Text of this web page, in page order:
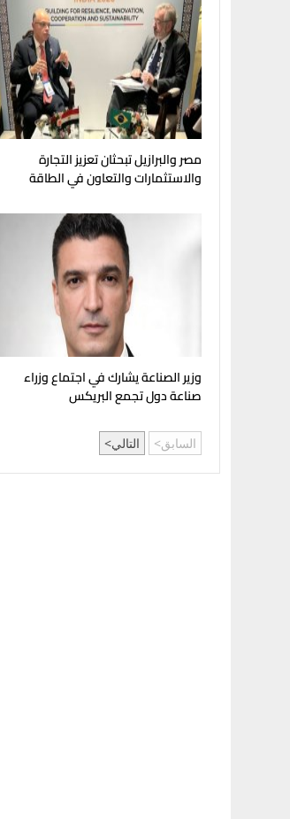
مصر والبرازيل تبحثان تعزيز التجارة
والاستثمارات والتعاون في الطاقة
وزير الصناعة يشارك في اجتماع وزراء
صناعة دول تجمع البريكس
السابق التالي